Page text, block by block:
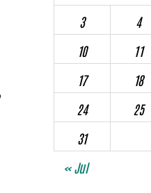
3
4
10
11
17
18
24
25
31
« Jul